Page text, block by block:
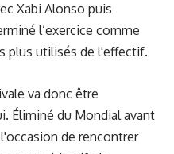
Xabi Alonso puis
l’exercice comme
plus utilisés de l'effectif.
va donc être
Éliminé du Mondial avant
de rencontrer